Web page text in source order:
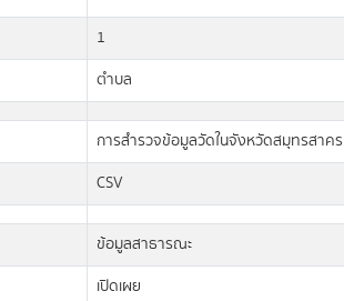
1
ตำบล
การสำรวจข้อมูลวัดในจังหวัดสมุทรสาคร
CSV
ข้อมูลสาธารณะ
เปิดเผย